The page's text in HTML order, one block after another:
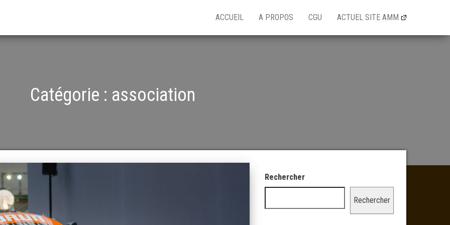
ACCUEIL A PROPOS CGU ACTUEL SITE AMM
Catégorie : association
Rechercher
Rechercher